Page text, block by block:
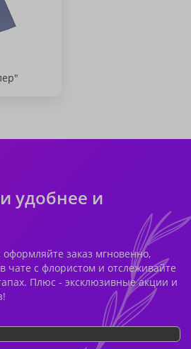
удобнее и
заказ мгновенно,
чате с флористом и отслеживайте
Плюс - эксклюзивные акции и